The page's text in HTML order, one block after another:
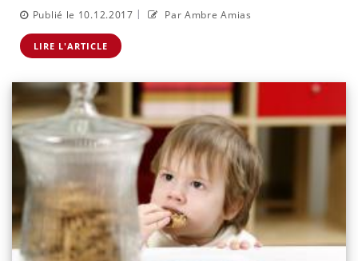
Publié le 10.12.2017 | Par Ambre Amias
LIRE L'ARTICLE